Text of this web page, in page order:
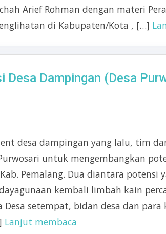
Arief Rohman dengan materi
di Kabupaten/Kota , […]
Desa Dampingan (Desa
desa dampingan yang lalu, tim
untuk mengembangkan
Pemalang. Dua diantara potensi
kembali limbah kain
setempat, bidan desa dan para
Lanjut membaca